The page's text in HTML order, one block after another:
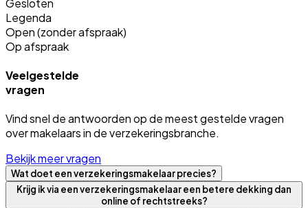
Gesloten
Legenda
Open (zonder afspraak)
Op afspraak
Veelgestelde
vragen
Vind snel de antwoorden op de meest gestelde vragen
over makelaars in de verzekeringsbranche.
Bekijk meer vragen
Wat doet een verzekeringsmakelaar precies?
Krijg ik via een verzekeringsmakelaar een betere dekking dan
online of rechtstreeks?